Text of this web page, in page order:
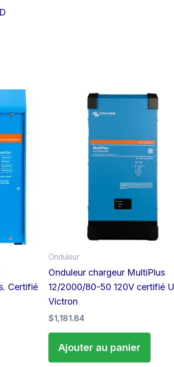
Certifié
Onduleur
Onduleur chargeur MultiPlus
12/2000/80-50 120V certifié
Victron
$1,181.84
Ajouter au panier